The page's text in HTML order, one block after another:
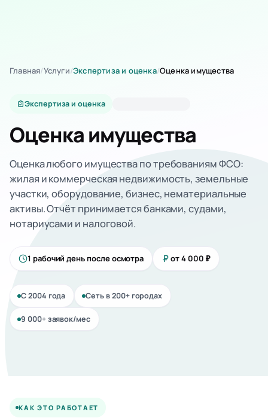
Главная/Услуги/Экспертиза и оценка/Оценка имущества
Экспертиза и оценка
Оценка имущества
Оценка любого имущества по требованиям ФСО:
жилая и коммерческая недвижимость, земельные
участки, оборудование, бизнес, нематериальные
активы. Отчёт принимается банками, судами,
нотариусами и налоговой.
1 рабочий день после осмотра от 4 000 ₽
С 2004 года Сеть в 200+ городах
9 000+ заявок/мес
ЭКСПЕРТИЗА И ОЦЕНКА
1 рабочий день после осмотра
КАК ЭТО РАБОТАЕТ